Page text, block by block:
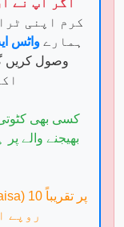
اگر آپ نے
کرم اپنی
ہمارے واٹس
وصول کریں
بھیجنے والے
روپے